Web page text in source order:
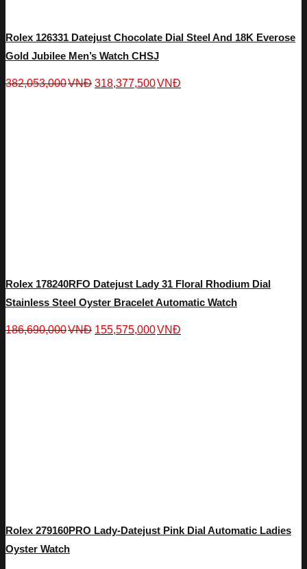
Rolex 126331 Datejust Chocolate Dial Steel And 18K Everose
Gold Jubilee Men’s Watch CHSJ
382,053,000VNĐ 318,377,500VNĐ
Rolex 178240RFO Datejust Lady 31 Floral Rhodium Dial
Stainless Steel Oyster Bracelet Automatic Watch
186,690,000VNĐ 155,575,000VNĐ
Rolex 279160PRO Lady-Datejust Pink Dial Automatic Ladies
Oyster Watch